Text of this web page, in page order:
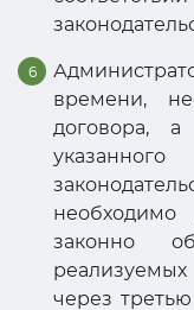
времени,
договора,
законно
через